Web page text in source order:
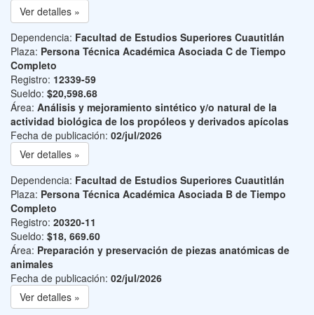
Ver detalles »
Dependencia: Facultad de Estudios Superiores Cuautitlán
Plaza: Persona Técnica Académica Asociada C de Tiempo
Completo
Registro: 12339-59
Sueldo: $20,598.68
Área: Análisis y mejoramiento sintético y/o natural de la
actividad biológica de los propóleos y derivados apícolas
Fecha de publicación: 02/jul/2026
Ver detalles »
Dependencia: Facultad de Estudios Superiores Cuautitlán
Plaza: Persona Técnica Académica Asociada B de Tiempo
Completo
Registro: 20320-11
Sueldo: $18, 669.60
Área: Preparación y preservación de piezas anatómicas de
animales
Fecha de publicación: 02/jul/2026
Ver detalles »